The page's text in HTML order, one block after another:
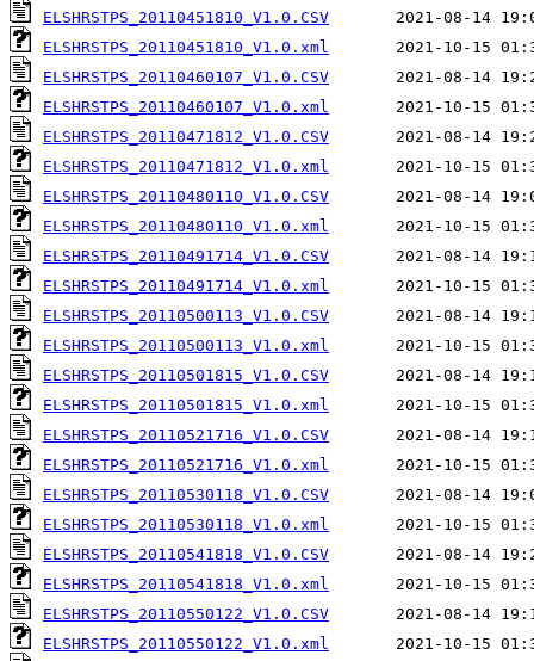
ELSHRSTPS_20110451810_V1.0.CSV
ELSHRSTPS_20110451810_V1.0.xml
ELSHRSTPS_20110460107_V1.0.CSV
ELSHRSTPS_20110460107_V1.0.xml
ELSHRSTPS_20110471812_V1.0.CSV
ELSHRSTPS_20110471812_V1.0.xml
ELSHRSTPS_20110480110_V1.0.CSV
ELSHRSTPS_20110480110_V1.0.xml
ELSHRSTPS_20110491714_V1.0.CSV
ELSHRSTPS_20110491714_V1.0.xml
ELSHRSTPS_20110500113_V1.0.CSV
ELSHRSTPS_20110500113_V1.0.xml
ELSHRSTPS_20110501815_V1.0.CSV
ELSHRSTPS_20110501815_V1.0.xml
ELSHRSTPS_20110521716_V1.0.CSV
ELSHRSTPS_20110521716_V1.0.xml
ELSHRSTPS_20110530118_V1.0.CSV
ELSHRSTPS_20110530118_V1.0.xml
ELSHRSTPS_20110541818_V1.0.CSV
ELSHRSTPS_20110541818_V1.0.xml
ELSHRSTPS_20110550122_V1.0.CSV
ELSHRSTPS_20110550122_V1.0.xml